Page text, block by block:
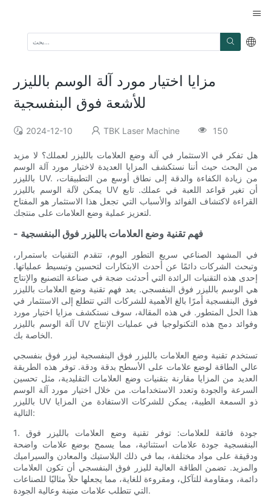
مزايا اختيار مورد آلة الوسم بالليزر
للأشعة فوق البنفسجية
2024-12-10 TBK Laser Machine 150
هل تفكر في الاستثمار في آلة وضع العلامات بالليزر لعملك؟ لا مزيد
من البحث حيث أننا نستكشف المزايا العديدة لاختيار مورد آلة الوسم
بالليزر UV. من زيادة الكفاءة والدقة إلى نطاق أوسع من التطبيقات،
يمكن لآلة الوسم بالليزر UV أن تغير قواعد اللعبة في عملك. تابع
القراءة لاكتشاف الفوائد والأسباب التي تجعل هذا الاستثمار هو المفتاح
لتعزيز عملية وضع العلامات على منتجك.
- فهم تقنية وضع العلامات بالليزر فوق البنفسجية
في المشهد الصناعي سريع التطور اليوم، تتقدم التقنيات باستمرار،
وتبحث الشركات دائمًا عن أحدث الابتكارات لتحسين وتبسيط عملياتها.
إحدى هذه التقنيات الرائدة التي أحدثت ضجة في صناعة التصنيع والإنتاج
هي الوسم بالليزر فوق البنفسجي. يعد فهم تقنية وضع العلامات بالليزر
فوق البنفسجية أمرًا بالغ الأهمية للشركات التي تتطلع إلى الاستثمار في
هذا الحل المتطور. في هذه المقالة، سوف نستكشف مزايا اختيار مورد
آلة الوسم بالليزر UV وفوائد دمج هذه التكنولوجيا في عمليات الإنتاج
الخاصة بك.
تستخدم تقنية وضع العلامات بالليزر فوق البنفسجية ليزر فوق بنفسجي
عالي الطاقة لوضع علامات على الأسطح بدقة ودقة. توفر هذه الطريقة
العديد من المزايا مقارنة بتقنيات وضع العلامات التقليدية، مثل تحسين
السرعة والجودة وتعدد الاستخدامات. من خلال اختيار مورد آلة الوسم
بالليزر UV ذو السمعة الطيبة، يمكن للشركات الاستفادة من المزايا
التالية:
1. جودة فائقة للعلامات: توفر تقنية وضع العلامات بالليزر فوق
البنفسجية جودة علامات استثنائية، مما يسمح بوضع علامات واضحة
ودقيقة على مواد مختلفة، بما في ذلك البلاستيك والمعادن والسيراميك
والمزيد. تضمن الطاقة العالية لليزر فوق البنفسجي أن تكون العلامات
دائمة، ومقاومة للتآكل، ومقروءة للغاية، مما يجعلها حلاً مثاليًا للصناعات
التي تتطلب علامات متينة وعالية الجودة.